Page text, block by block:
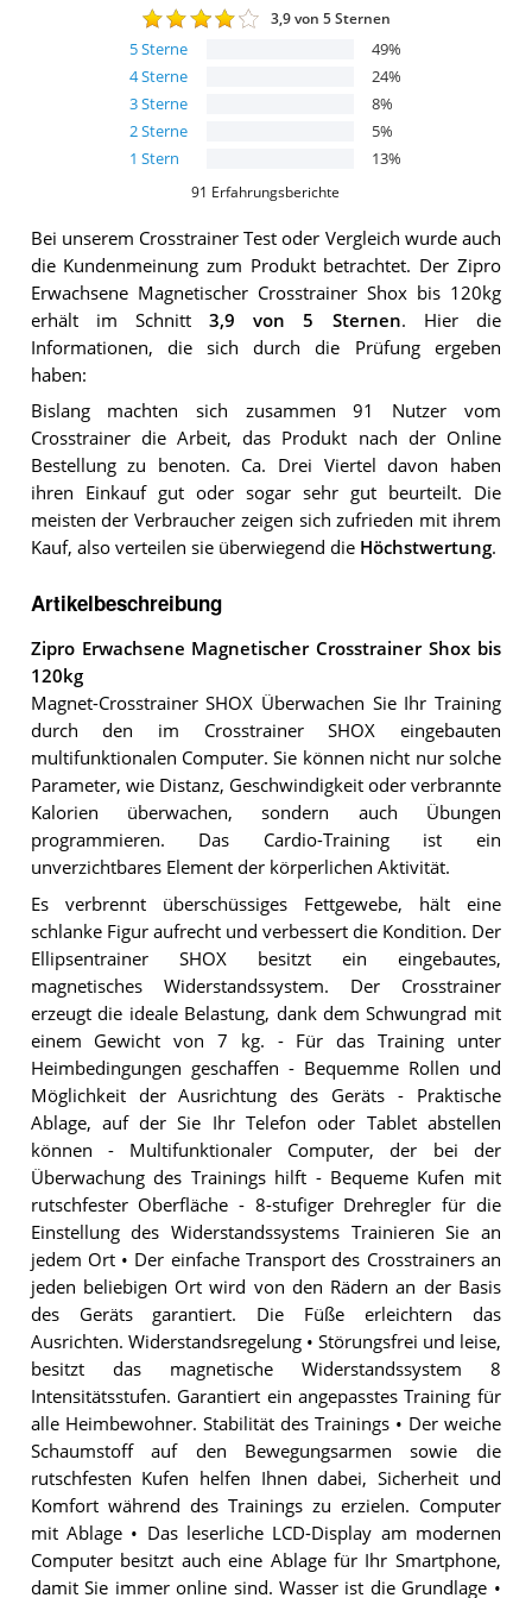
3,9von 5 Sternen
5Sterne 49%
4Sterne 24%
3Sterne 8%
2Sterne 5%
1 Stern 13%
91 Erfahrungsberichte
Bei unserem Crosstrainer Test oder Vergleich wurde auch
die Kundenmeinung zum Produkt betrachtet. Der Zipro
Erwachsene Magnetischer Crosstrainer Shox bis 120kg
erhält im Schnitt3,9 von 5 Sternen. Hier die
Informationen, die sich durch die Prüfung ergeben
haben:
Bislang machten sich zusammen 91 Nutzer vom
Crosstrainer die Arbeit, das Produkt nach der Online
Bestellung zu benoten. Ca. Drei Viertel davon haben
ihren Einkauf gut oder sogar sehr gut beurteilt. Die
meisten der Verbraucher zeigen sich zufrieden mit ihrem
Kauf, also verteilen sie überwiegend die Höchstwertung.
Artikelbeschreibung
Zipro Erwachsene Magnetischer Crosstrainer Shox bis
120kg
Magnet-Crosstrainer SHOX Überwachen Sie Ihr Training
durch den im Crosstrainer SHOX eingebauten
multifunktionalen Computer. Sie können nicht nur solche
Parameter, wie Distanz, Geschwindigkeit oder verbrannte
Kalorien überwachen, sondern auch Übungen
programmieren. Das Cardio-Training ist ein
unverzichtbares Element der körperlichen Aktivität.
Es verbrennt überschüssiges Fettgewebe, hält eine
schlanke Figur aufrecht und verbessert die Kondition. Der
Ellipsentrainer SHOX besitzt ein eingebautes,
magnetisches Widerstandssystem. Der Crosstrainer
erzeugt die ideale Belastung, dank dem Schwungrad mit
einem Gewicht von 7 kg. - Für das Training unter
Heimbedingungen geschaffen - Bequemme Rollen und
Möglichkeit der Ausrichtung des Geräts - Praktische
Ablage, auf der Sie Ihr Telefon oder Tablet abstellen
können - Multifunktionaler Computer, der bei der
Überwachung des Trainings hilft - Bequeme Kufen mit
rutschfester Oberfläche - 8-stufiger Drehregler für die
Einstellung des Widerstandssystems Trainieren Sie an
jedem Ort • Der einfache Transport des Crosstrainers an
jeden beliebigen Ort wird von den Rädern an der Basis
des Geräts garantiert. Die Füße erleichtern das
Ausrichten. Widerstandsregelung • Störungsfrei und leise,
besitzt das magnetische Widerstandssystem 8
Intensitätsstufen. Garantiert ein angepasstes Training für
alle Heimbewohner. Stabilität des Trainings • Der weiche
Schaumstoff auf den Bewegungsarmen sowie die
rutschfesten Kufen helfen Ihnen dabei, Sicherheit und
Komfort während des Trainings zu erzielen. Computer
mit Ablage • Das leserliche LCD-Display am modernen
Computer besitzt auch eine Ablage für Ihr Smartphone,
damit Sie immer online sind. Wasser ist die Grundlage •